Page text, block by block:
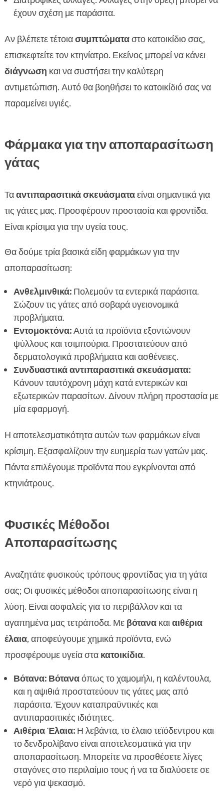
έχουν σχέση με παράσιτα.
Αν βλέπετε τέτοιασυμπτώματαστο κατοικίδιο σας,
επισκεφτείτε τον κτηνίατρο. Εκείνος μπορεί να κάνει
διάγνωση και να συστήσει την καλύτερη
αντιμετώπιση. Αυτό θα βοηθήσει το κατοικίδιό σας να
παραμείνει υγιές.
Φάρμακα για την αποπαρασίτωση
γάτας
Τααντιπαρασιτικά σκευάσματαείναι σημαντικά για
τις γάτες μας. Προσφέρουν προστασία και φροντίδα.
Είναι κρίσιμα για την υγεία τους.
Θα δούμε τρία βασικά είδη φαρμάκων για την
αποπαρασίτωση:
Ανθελμινθικά:Πολεμούν τα εντερικά παράσιτα.
Σώζουν τις γάτες από σοβαρά υγειονομικά
προβλήματα.
Εντομοκτόνα:Αυτά τα προϊόντα εξοντώνουν
ψύλλους και τσιμπούρια. Προστατεύουν από
δερματολογικά προβλήματα και ασθένειες.
Συνδυαστικά αντιπαρασιτικά σκευάσματα:
Κάνουν ταυτόχρονη μάχη κατά εντερικών και
εξωτερικών παρασίτων. Δίνουν πλήρη προστασία με
μία εφαρμογή.
Η αποτελεσματικότητα αυτών των φαρμάκων είναι
κρίσιμη. Εξασφαλίζουν την ευημερία των γατών μας.
Πάντα επιλέγουμε προϊόντα που εγκρίνονται από
κτηνιάτρους.
Φυσικές Μέθοδοι
Αποπαρασίτωσης
Αναζητάτε φυσικούς τρόπους φροντίδας για τη γάτα
σας; Οι φυσικές μέθοδοι αποπαρασίτωσης είναι η
λύση. Είναι ασφαλείς για το περιβάλλον και τα
αγαπημένα μας τετράποδα. Με βότανακαιαιθέρια
έλαια, αποφεύγουμε χημικά προϊόντα, ενώ
προσφέρουμε υγεία στα κατοικίδια.
Βότανα: Βόταναόπως το χαμομήλι, η καλέντουλα,
και η αψιθιά προστατεύουν τις γάτες μας από
παράσιτα. Έχουν καταπραϋντικές και
αντιπαρασιτικές ιδιότητες.
Αιθέρια Έλαια:Η λεβάντα, το έλαιο τεϊόδεντρου και
το δενδρολίβανο είναι αποτελεσματικά για την
αποπαρασίτωση. Μπορείτε να προσθέσετε λίγες
σταγόνες στο περιλαίμιο τους ή να τα διαλύσετε σε
νερό για ψεκασμό.